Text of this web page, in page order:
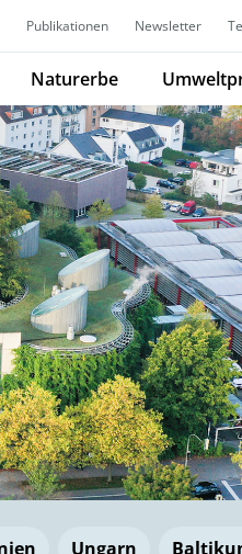
Publikationen Newsletter
Naturerbe
Ungarn